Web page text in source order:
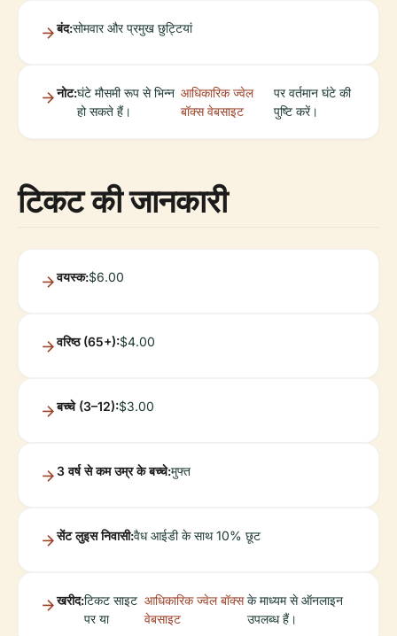
बंद:सोमवार और प्रमुख छुट्टियां
नोट:घंटे मौसमी रूप से भिन्न
हो सकते हैं।
आधिकारिक ज्वेल
बॉक्स वेबसाइट
पर वर्तमान घंटे की
पुष्टि करें।
टिकट की जानकारी
वयस्क:$6.00
वरिष्ठ (65+):$4.00
बच्चे (3–12):$3.00
3 वर्ष से कम उम्र के बच्चे:मुफ्त
सेंट लुइस निवासी:वैध आईडी के साथ 10% छूट
खरीद:टिकट साइट
पर या
आधिकारिक ज्वेल बॉक्स
वेबसाइट
के माध्यम से ऑनलाइन
उपलब्ध हैं।